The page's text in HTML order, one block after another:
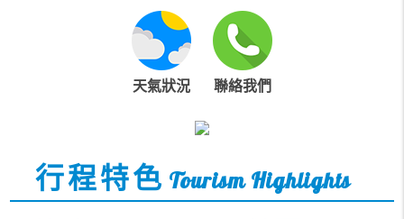
天氣狀況 聯絡我們
行程特色 Tourism Highlights